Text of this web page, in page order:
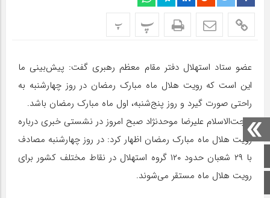
صفحه اصلی
اینستاگرام
پ پ
عضو ستاد استهلال دفتر مقام معظم رهبری گفت: پیش‌بینی ما
این است که رویت هلال ماه مبارک رمضان در روز چهارشنبه به
راحتی صورت گیرد و روز پنج‌شنبه، اول ماه مبارک رمضان باشد.
حجت‌الاسلام علیرضا موحدنژاد صبح امروز در نشستی خبری درباره
رویت هلال ماه مبارک رمضان اظهار کرد: در روز چهارشنبه مصادف
با ۲۹ شعبان حدود ۱۲۰ گروه استهلال در نقاط مختلف کشور برای
رویت هلال ماه مستقر می‌شوند.